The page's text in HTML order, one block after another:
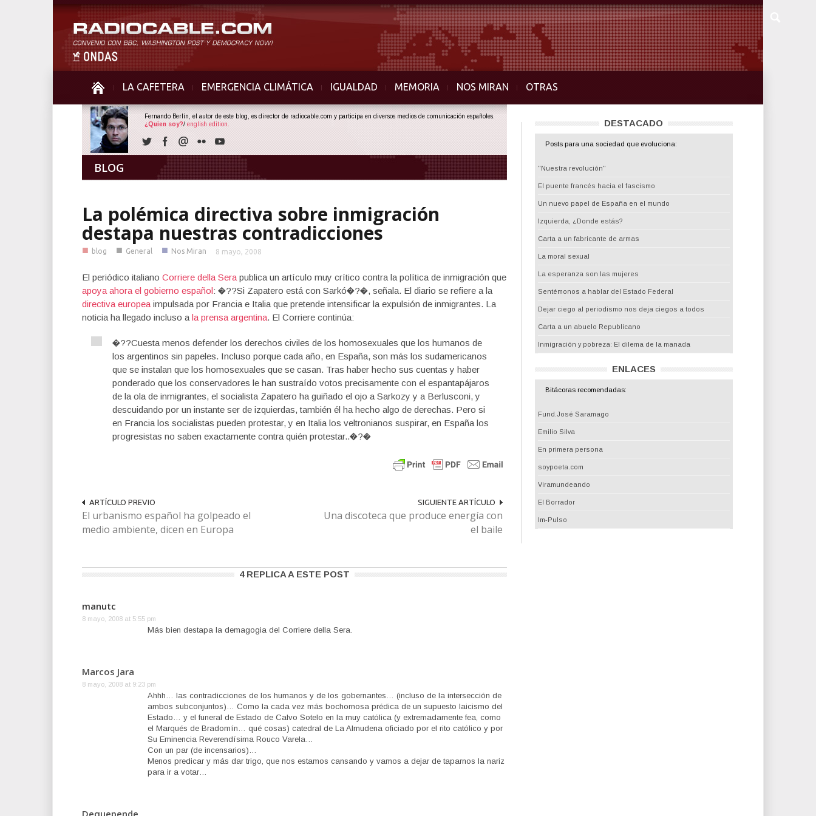
LA CAFETERA EMERGENCIA CLIMÁTICA IGUALDAD MEMORIA NOS MIRAN OTRAS
BLOG
Fernando Berlín, el autor de este blog, es director de radiocable.com y participa en diversos medios de comunicación españoles.
¿Quien soy?/ english edition.
La polémica directiva sobre inmigración
destapa nuestras contradicciones
■ blog ■ General ■ Nos Miran 8 mayo, 2008
El periódico italiano Corriere della Sera publica un artículo muy crítico contra la política de inmigración que
apoya ahora el gobierno español: �??Si Zapatero está con Sarkó�?�, señala. El diario se refiere a la
directiva europea impulsada por Francia e Italia que pretende intensificar la expulsión de inmigrantes. La
noticia ha llegado incluso a la prensa argentina. El Corriere continúa:
�??Cuesta menos defender los derechos civiles de los homosexuales que los humanos de
los argentinos sin papeles. Incluso porque cada año, en España, son más los sudamericanos
que se instalan que los homosexuales que se casan. Tras haber hecho sus cuentas y haber
ponderado que los conservadores le han sustraído votos precisamente con el espantapájaros
de la ola de inmigrantes, el socialista Zapatero ha guiñado el ojo a Sarkozy y a Berlusconi, y
descuidando por un instante ser de izquierdas, también él ha hecho algo de derechas. Pero si
en Francia los socialistas pueden protestar, y en Italia los veltronianos suspirar, en España los
progresistas no saben exactamente contra quién protestar..�?�
ARTÍCULO PREVIO
El urbanismo español ha golpeado el
medio ambiente, dicen en Europa
SIGUIENTE ARTÍCULO
Una discoteca que produce energía con
el baile
4 REPLICA A ESTE POST
manutc
8 mayo, 2008 at 5:55 pm
Más bien destapa la demagogia del Corriere della Sera.
Marcos Jara
8 mayo, 2008 at 9:23 pm
Ahhh… las contradicciones de los humanos y de los gobernantes… (incluso de la intersección de
ambos subconjuntos)… Como la cada vez más bochornosa prédica de un supuesto laicismo del
Estado… y el funeral de Estado de Calvo Sotelo en la muy católica (y extremadamente fea, como
el Marqués de Bradomín… qué cosas) catedral de La Almudena oficiado por el rito católico y por
Su Eminencia Reverendísima Rouco Varela…
Con un par (de incensarios)…
Menos predicar y más dar trigo, que nos estamos cansando y vamos a dejar de taparnos la nariz
para ir a votar…
Dequepende
DESTACADO
Posts para una sociedad que evoluciona:
"Nuestra revolución"
El puente francés hacia el fascismo
Un nuevo papel de España en el mundo
Izquierda, ¿Donde estás?
Carta a un fabricante de armas
La moral sexual
La esperanza son las mujeres
Sentémonos a hablar del Estado Federal
Dejar ciego al periodismo nos deja ciegos a todos
Carta a un abuelo Republicano
Inmigración y pobreza: El dilema de la manada
ENLACES
Bitácoras recomendadas:
Fund.José Saramago
Emilio Silva
En primera persona
soypoeta.com
Viramundeando
El Borrador
Im-Pulso